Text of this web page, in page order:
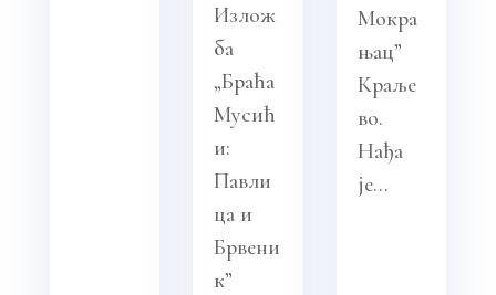
Излож
ба
„Браћа
Мусић
и:
Павли
ца и
Брвени
к”
Мокра
њац”
Краље
во.
Нађа
је...